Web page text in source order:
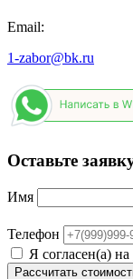
Email:
1-zabor@bk.ru
Оставьте
Имя
Телефон
Я согласен(а) на